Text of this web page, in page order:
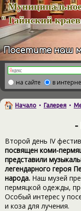
Посетите наш
на сайте в
Начало • Галерея •
-
Второй день IV
посвящен коми-
представили
легендарного героя
народа. Наш музей
пермяцкой одежды,
Особый интерес у
и коза для лучения.